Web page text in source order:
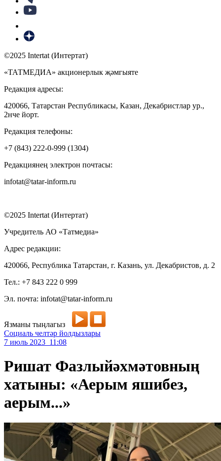
©2025 Intertat (Интертат)
«ТАТМЕДИА» акционерлык җәмгыяте
Редакция адресы:
420066, Татарстан Республикасы, Казан, Декабристлар ур.,
2нче йорт.
Редакция телефоны:
+7 (843) 222-0-999 (1304)
Редакциянең электрон почтасы:
infotat@tatar-inform.ru
©2025 Intertat (Интертат)
Учредитель АО «Татмедиа»
Адрес редакции:
420066, Республика Татарстан, г. Казань, ул. Декабристов, д. 2
Тел.: +7 843 222 0 999
Эл. почта: infotat@tatar-inform.ru
Язманы тыңлагыз
Социаль челтәр йолдызлары
7 июль 2023 11:08
Ришат Фазлыйәхмәтовның
хатыны: «Аерым яшибез,
аерым...»